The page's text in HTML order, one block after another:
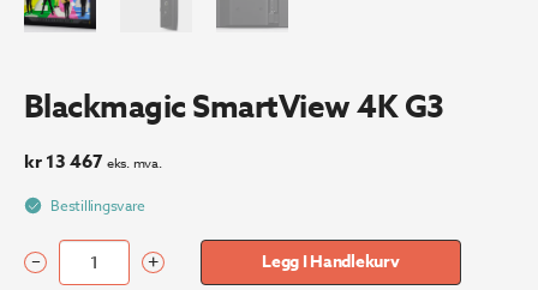
Blackmagic SmartView 4K G3
kr13 467 eks. mva.
Bestillingsvare
Blackmagic
– + Legg I Handlekurv